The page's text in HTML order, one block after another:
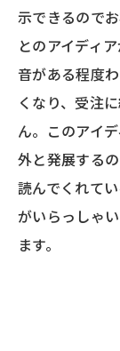
示できるので
とのアイディ
音がある程度
くなり、受注
ん。このアイ
外と発展する
読んでくれて
がいらっしゃ
ます。